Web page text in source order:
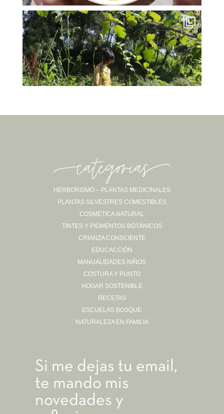
Sígueme en Instagram
-categorias-
HERBORISMO – PLANTAS MEDICINALES
PLANTAS SILVESTRES COMESTIBLES
COSMÉTICA NATURAL
TINTES Y PIGMENTOS BOTÁNICOS
CRIANZA CONSCIENTE
EDUCACCIÓN
MANUALIDADES NIÑOS
COSTURA Y PUNTO
HOGAR SOSTENIBLE
RECETAS
ESCUELAS BOSQUE
NATURALEZA EN FAMILIA
Si me dejas tu email,
te mando mis
novedades y